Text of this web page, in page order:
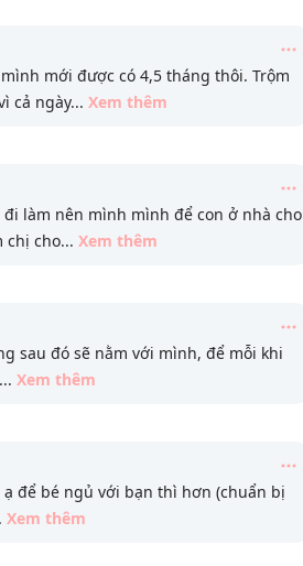
mới được có 4,5 tháng thôi. Trộm
cả ngày... Xem thêm
làm nên mình mình để con ở nhà cho
chị cho... Xem thêm
sau đó sẽ nằm với mình, để mỗi khi
... Xem thêm
để bé ngủ với bạn thì hơn (chuẩn bị
Xem thêm